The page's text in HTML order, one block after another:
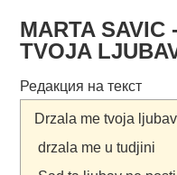
MARTA SAVIC
TVOJA
Редакция на текст